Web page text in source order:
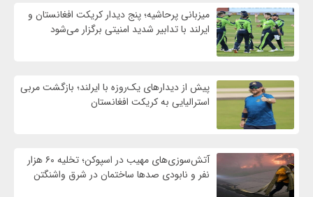
میزبانی پرحاشیه؛ پنج دیدار کریکت افغانستان و
ایرلند با تدابیر شدید امنیتی برگزار می‌شود
پیش از دیدارهای یک‌روزه با ایرلند؛ بازگشت مربی
استرالیایی به کریکت افغانستان
آتش‌سوزی‌های مهیب در اسپوکن؛ تخلیه ۶۰ هزار
نفر و نابودی صدها ساختمان در شرق واشنگتن